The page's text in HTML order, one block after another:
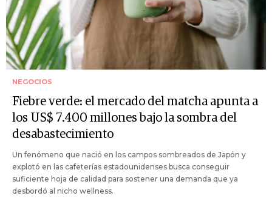
NEGOCIOS
Fiebre verde: el mercado del matcha apunta a
los US$ 7.400 millones bajo la sombra del
desabastecimiento
Un fenómeno que nació en los campos sombreados de Japón y
explotó en las cafeterías estadounidenses busca conseguir
suficiente hoja de calidad para sostener una demanda que ya
desbordó al nicho wellness.